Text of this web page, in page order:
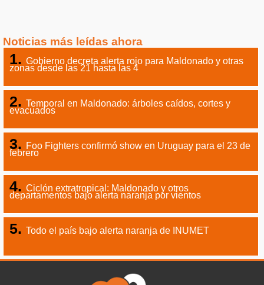
Noticias más leídas ahora
Gobierno decreta alerta rojo para Maldonado y otras
zonas desde las 21 hasta las 4
Temporal en Maldonado: árboles caídos, cortes y
evacuados
Foo Fighters confirmó show en Uruguay para el 23 de
febrero
Ciclón extratropical: Maldonado y otros
departamentos bajo alerta naranja por vientos
Todo el país bajo alerta naranja de INUMET